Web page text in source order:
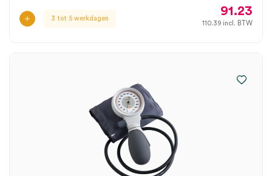
3 tot 5 werkdagen
91.23
110.39 incl. BTW